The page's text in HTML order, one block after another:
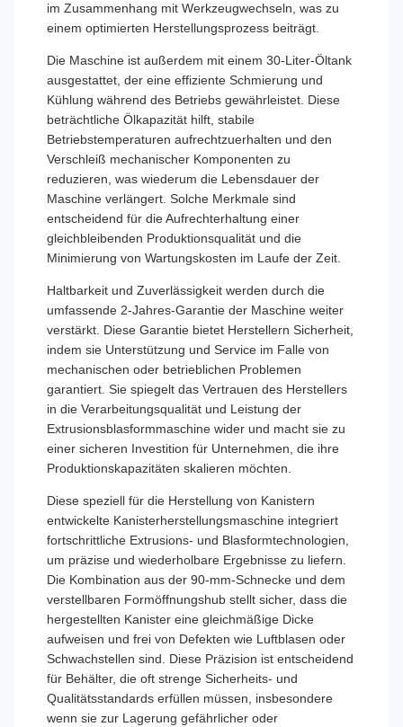
im Zusammenhang mit Werkzeugwechseln, was zu
einem optimierten Herstellungsprozess beiträgt.
Die Maschine ist außerdem mit einem 30-Liter-Öltank
ausgestattet, der eine effiziente Schmierung und
Kühlung während des Betriebs gewährleistet. Diese
beträchtliche Ölkapazität hilft, stabile
Betriebstemperaturen aufrechtzuerhalten und den
Verschleiß mechanischer Komponenten zu
reduzieren, was wiederum die Lebensdauer der
Maschine verlängert. Solche Merkmale sind
entscheidend für die Aufrechterhaltung einer
gleichbleibenden Produktionsqualität und die
Minimierung von Wartungskosten im Laufe der Zeit.
Haltbarkeit und Zuverlässigkeit werden durch die
umfassende 2-Jahres-Garantie der Maschine weiter
verstärkt. Diese Garantie bietet Herstellern Sicherheit,
indem sie Unterstützung und Service im Falle von
mechanischen oder betrieblichen Problemen
garantiert. Sie spiegelt das Vertrauen des Herstellers
in die Verarbeitungsqualität und Leistung der
Extrusionsblasformmaschine wider und macht sie zu
einer sicheren Investition für Unternehmen, die ihre
Produktionskapazitäten skalieren möchten.
Diese speziell für die Herstellung von Kanistern
entwickelte Kanisterherstellungsmaschine integriert
fortschrittliche Extrusions- und Blasformtechnologien,
um präzise und wiederholbare Ergebnisse zu liefern.
Die Kombination aus der 90-mm-Schnecke und dem
verstellbaren Formöffnungshub stellt sicher, dass die
hergestellten Kanister eine gleichmäßige Dicke
aufweisen und frei von Defekten wie Luftblasen oder
Schwachstellen sind. Diese Präzision ist entscheidend
für Behälter, die oft strenge Sicherheits- und
Qualitätsstandards erfüllen müssen, insbesondere
wenn sie zur Lagerung gefährlicher oder